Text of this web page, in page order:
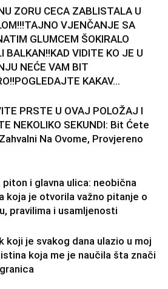
ZORU CECA ZABLISTALA U
VJENČANJE SA
GLUMCEM ŠOKIRALO
BALKAN!!KAD VIDITE KO JE U
NEĆE VAM BIT
KAKAV...
PRSTE U OVAJ POLOŽAJ I
NEKOLIKO SEKUNDI: Bit Ćete
Na Ovome, Provjereno
piton i glavna ulica: neobična
koja je otvorila važno pitanje o
pravilima i usamljenosti
koji je svakog dana ulazio u moj
koja me je naučila šta znači